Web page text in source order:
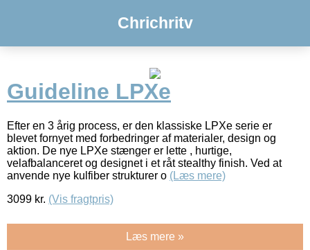
Chrichritv
Guideline LPXe
Efter en 3 årig process, er den klassiske LPXe serie er
blevet fornyet med forbedringer af materialer, design og
aktion. De nye LPXe stænger er lette , hurtige,
velafbalanceret og designet i et råt stealthy finish. Ved at
anvende nye kulfiber strukturer o (Læs mere)
3099 kr. (Vis fragtpris)
Læs mere »